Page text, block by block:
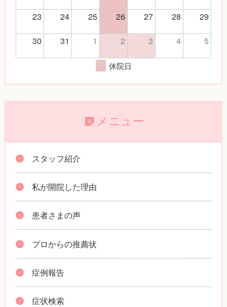
23
24 25 26 27 28
29
30
31 1 2 3 4 5
休院日
メニュー
スタッフ紹介
私が開院した理由
患者さまの声
プロからの推薦状
症例報告
症状検索